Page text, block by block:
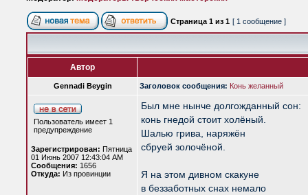
Страница 1 из 1 [ 1 сообщение ]
Автор
Gennadi Beygin Заголовок сообщения: Конь желанный
Пользователь имеет 1
предупреждение
Зарегистрирован: Пятница
01 Июнь 2007 12:43:04 AM
Сообщения: 1656
Откуда: Из провинции
Был мне нынче долгожданный сон:
конь гнедой стоит холёный.
Шалью грива, наряжён
сбруей золочёной.
Я на этом дивном скакуне
в беззаботных снах немало